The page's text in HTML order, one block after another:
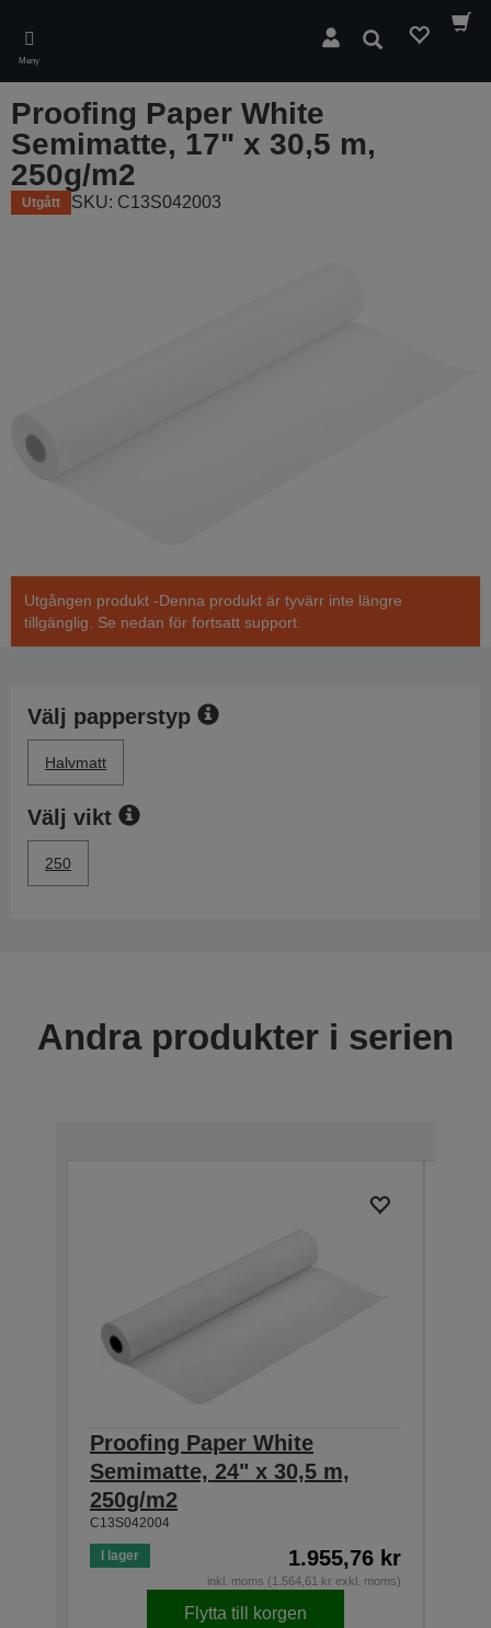
main
content
Meny
Sök
Proofing Paper White
Semimatte, 17" x 30,5 m,
250g/m2
Utgått SKU: C13S042003
Utgången produkt -Denna produkt är tyvärr inte längre
tillgänglig. Se nedan för fortsatt support.
Välj papperstyp
Halvmatt
Välj vikt
250
Andra produkter i serien
Proofing Paper White
Semimatte, 24" x 30,5 m,
250g/m2
C13S042004
I lager 1.955,76 kr
inkl. moms (1.564,61 kr exkl. moms)
Flytta till korgen